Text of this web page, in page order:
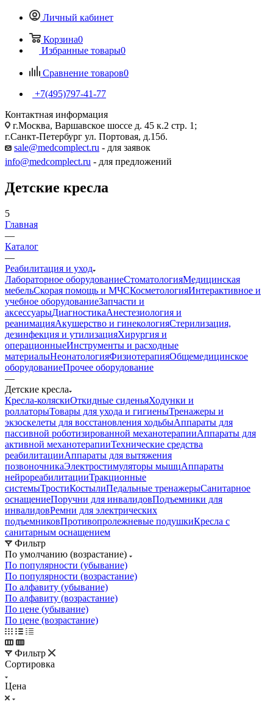
Личный кабинет
Корзина0
Избранные товары0
Сравнение товаров0
+7(495)797-41-77
Контактная информация
г.Москва, Варшавское шоссе д. 45 к.2 стр. 1;
г.Санкт-Петербург ул. Портовая, д.15б.
sale@medcomplect.ru - для заявок
info@medcomplect.ru - для предложений
Детские кресла
5
Главная
—
Каталог
—
Реабилитация и уход
Лабораторное оборудованиеСтоматологияМедицинская
мебельСкорая помощь и МЧСКосметологияИнтерактивное и
учебное оборудованиеЗапчасти и
аксессуарыДиагностикаАнестезиология и
реанимацияАкушерство и гинекологияСтерилизация,
дезинфекция и утилизацияХирургия и
операционныеИнструменты и расходные
материалыНеонатологияФизиотерапияОбщемедицинское
оборудованиеПрочее оборудование
—
Детские кресла
Кресла-коляскиОткидные сиденьяХодунки и
роллаторыТовары для ухода и гигиеныТренажеры и
экзоскелеты для восстановления ходьбыАппараты для
пассивной роботизированной механотерапииАппараты для
активной механотерапииТехнические средства
реабилитацииАппараты для вытяжения
позвоночникаЭлектростимуляторы мышцАппараты
нейрореабилитацииТракционные
системыТростиКостылиПедальные тренажерыСанитарное
оснащениеПоручни для инвалидовПодъемники для
инвалидовРемни для электрических
подъемниковПротивопролежневые подушкиКресла с
санитарным оснащением
Фильтр
По умолчанию (возрастание)
По популярности (убывание)
По популярности (возрастание)
По алфавиту (убывание)
По алфавиту (возрастание)
По цене (убывание)
По цене (возрастание)
Фильтр
Сортировка
Цена